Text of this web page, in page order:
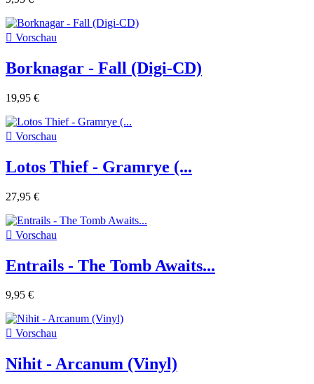
 Vorschau
Borknagar - Fall (Digi-CD)
19,95 €
 Vorschau
Lotos Thief - Gramrye (...
27,95 €
 Vorschau
Entrails - The Tomb Awaits...
9,95 €
 Vorschau
Nihit - Arcanum (Vinyl)